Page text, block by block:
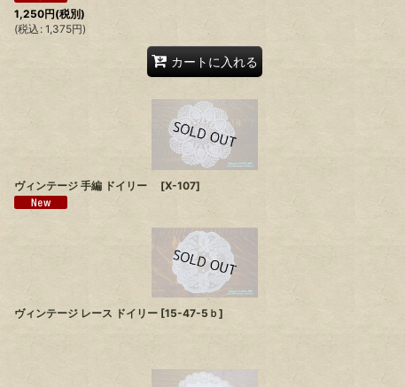
1,250円(税別)
(税込 : 1,375円)
カートに入れる
ヴィンテージ 手編 ドイリー [X-107]
ヴィンテージ レース ドイリー [15-47-5ｂ ]